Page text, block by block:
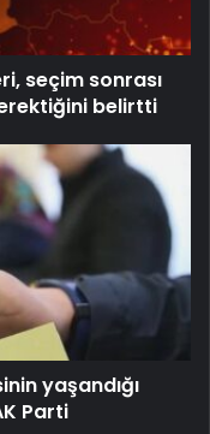
seçim sonrası
belirtti
yaşandığı
Parti